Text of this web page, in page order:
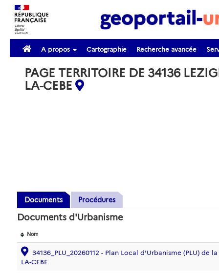
A propos Cartographie Recherche avancée
PAGE TERRITOIRE DE 34136
LA-CEBE
Documents Procédures
Documents d'Urbanisme
Nom
34136_PLU_20260112 - Plan Local d'Urbanisme (PLU) de
LA-CEBE